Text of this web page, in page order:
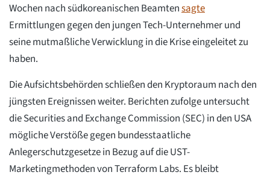
Wochen nach südkoreanischen Beamtensagte
Ermittlungen gegen den jungen Tech-Unternehmer und
seine mutmaßliche Verwicklung in die Krise eingeleitet zu
haben.
Die Aufsichtsbehörden schließen den Kryptoraum nach den
jüngsten Ereignissen weiter. Berichten zufolge untersucht
die Securities and Exchange Commission (SEC) in den USA
mögliche Verstöße gegen bundesstaatliche
Anlegerschutzgesetze in Bezug auf die UST-
Marketingmethoden von Terraform Labs. Es bleibt